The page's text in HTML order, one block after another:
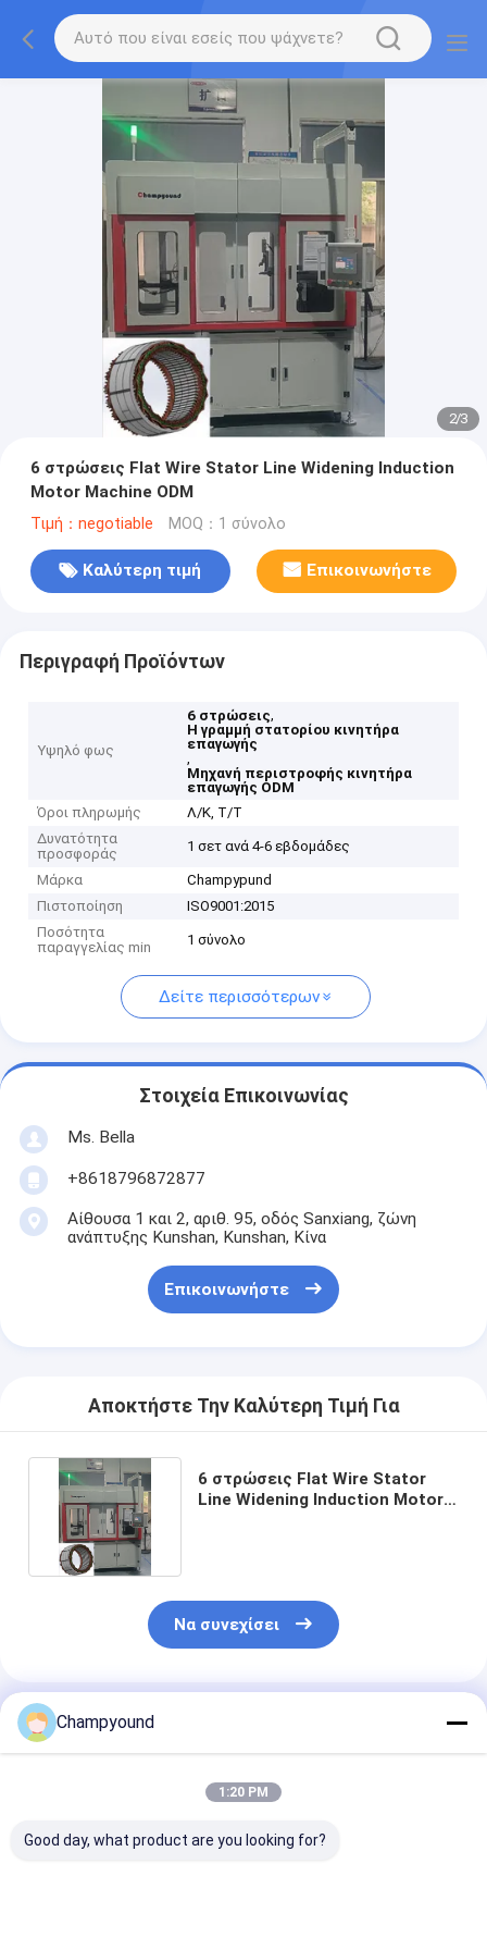
2/3
6 στρώσεις Flat Wire Stator Line Widening Induction
Motor Machine ODM
Τιμή：negotiable MOQ：1 σύνολο
Καλύτερη τιμή Επικοινωνήστε
Περιγραφή Προϊόντων
Υψηλό φως
6 στρώσεις,
Η γραμμή στατορίου κινητήρα
επαγωγής
,
Μηχανή περιστροφής κινητήρα
επαγωγής ODM
Όροι πληρωμής
Λ/Κ, Τ/Τ
Δυνατότητα
προσφοράς
1 σετ ανά 4-6 εβδομάδες
Μάρκα
Champypund
Πιστοποίηση
ISO9001:2015
Ποσότητα
παραγγελίας min
1 σύνολο
Δείτε περισσότερων
Στοιχεία Επικοινωνίας
Ms. Bella
+8618796872877
Αίθουσα 1 και 2, αριθ. 95, οδός Sanxiang, ζώνη
ανάπτυξης Kunshan, Kunshan, Κίνα
Επικοινωνήστε
Αποκτήστε Την Καλύτερη Τιμή Για
6 στρώσεις Flat Wire Stator
Line Widening Induction Motor
Να συνεχίσει
Συνιστώμενα Προϊόντα
Champyound
1:20 PM
Good day, what product are you looking for?